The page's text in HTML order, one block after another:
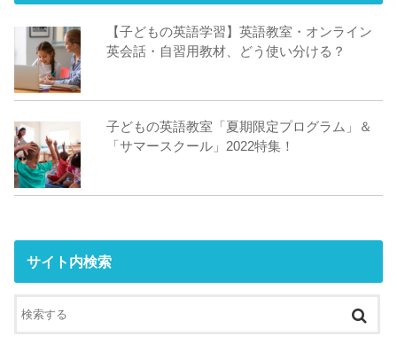
【子どもの英語学習】英語教室・オンライン
英会話・自習用教材、どう使い分ける？
子どもの英語教室「夏期限定プログラム」＆
「サマースクール」2022特集！
サイト内検索